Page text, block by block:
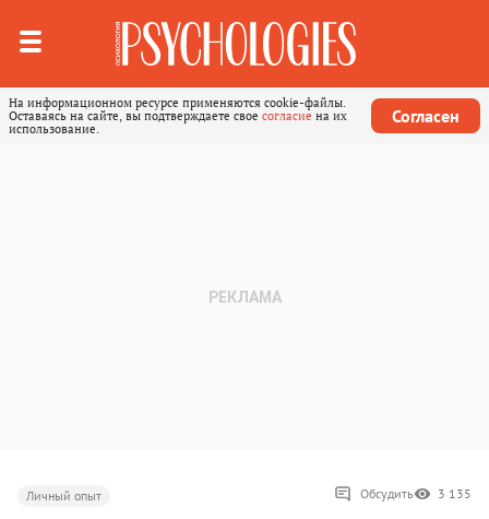
На информационном ресурсе применяются cookie-файлы.
Оставаясь на сайте, вы подтверждаете свое согласие на их
использование.
Согласен
Личный опыт Обсудить 3 135